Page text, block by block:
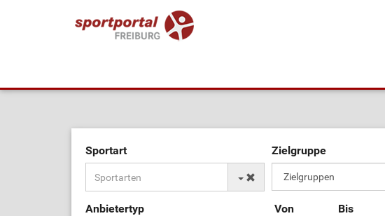
Sportart Zielgruppe
Anbietertyp Von Bis